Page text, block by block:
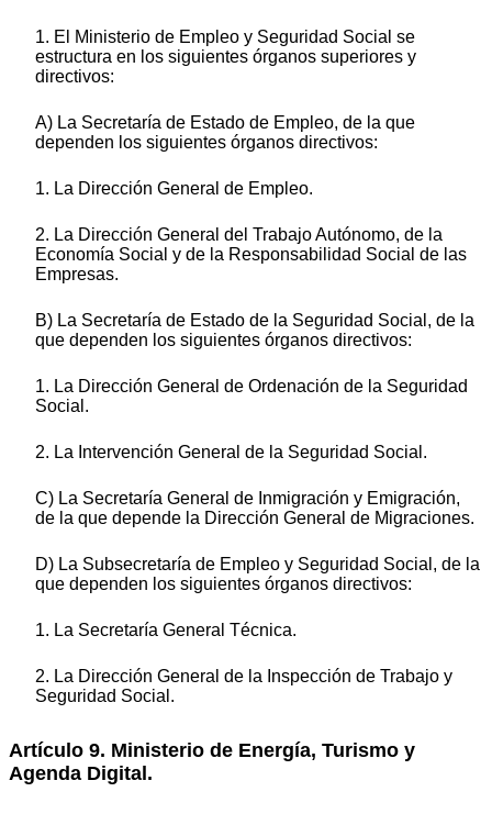
1. El Ministerio de Empleo y Seguridad Social se
estructura en los siguientes órganos superiores y
directivos:
A) La Secretaría de Estado de Empleo, de la que
dependen los siguientes órganos directivos:
1. La Dirección General de Empleo.
2. La Dirección General del Trabajo Autónomo, de la
Economía Social y de la Responsabilidad Social de las
Empresas.
B) La Secretaría de Estado de la Seguridad Social, de la
que dependen los siguientes órganos directivos:
1. La Dirección General de Ordenación de la Seguridad
Social.
2. La Intervención General de la Seguridad Social.
C) La Secretaría General de Inmigración y Emigración,
de la que depende la Dirección General de Migraciones.
D) La Subsecretaría de Empleo y Seguridad Social, de la
que dependen los siguientes órganos directivos:
1. La Secretaría General Técnica.
2. La Dirección General de la Inspección de Trabajo y
Seguridad Social.
Artículo 9. Ministerio de Energía, Turismo y
Agenda Digital.